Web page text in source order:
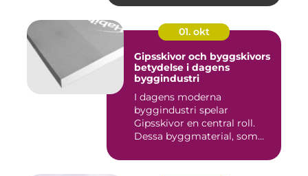
01. okt
Gipsskivor och byggskivors
betydelse i dagens
byggindustri
I dagens moderna
byggindustri spelar
Gipsskivor en central roll.
Dessa byggmaterial, som